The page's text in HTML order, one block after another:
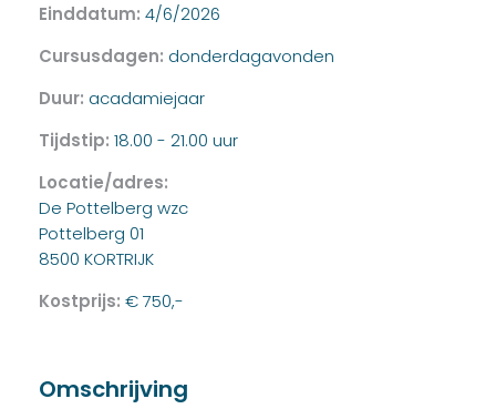
Einddatum: 4/6/2026
Cursusdagen: donderdagavonden
Duur: acadamiejaar
Tijdstip: 18.00 - 21.00 uur
Locatie/adres:
De Pottelberg wzc
Pottelberg 01
8500 KORTRIJK
Kostprijs: € 750,-
Omschrijving